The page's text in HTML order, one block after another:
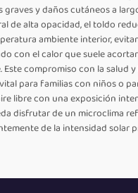
graves y daños cutáneos a
de alta opacidad, el toldo
ambiente interior,
con el calor que suele
Este compromiso con la salud
para familias con niños o
libre con una exposición
disfrutar de un microclima
de la intensidad solar